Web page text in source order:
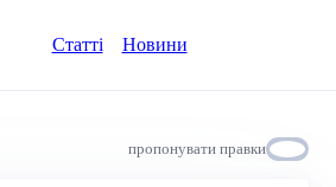
Статті Новини
пропонувати правки